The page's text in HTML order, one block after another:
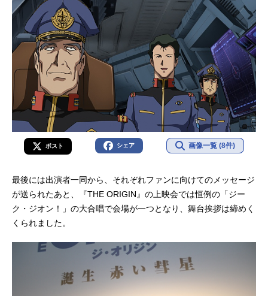
ポスト シェア 画像一覧 (8件)
最後には出演者一同から、それぞれファンに向けてのメッセージ
が送られたあと、『THE ORIGIN』の上映会では恒例の「ジー
ク・ジオン！」の大合唱で会場が一つとなり、舞台挨拶は締めく
くられました。